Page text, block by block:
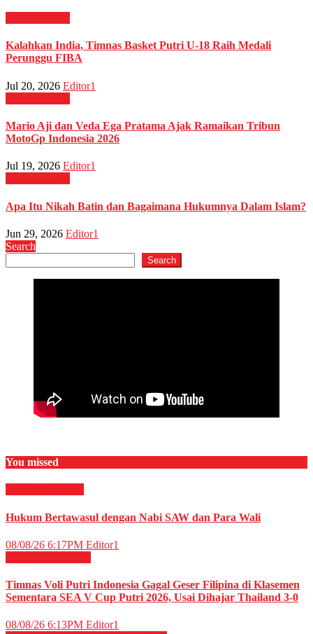
Kalahkan India, Timnas Basket Putri U-18 Raih Medali
Perunggu FIBA
Jul 20, 2026 Editor1
Mario Aji dan Veda Ega Pratama Ajak Ramaikan Tribun
MotoGp Indonesia 2026
Jul 19, 2026 Editor1
Apa Itu Nikah Batin dan Bagaimana Hukumnya Dalam Islam?
Jun 29, 2026 Editor1
Search
Search
You missed
Hukum Bertawasul dengan Nabi SAW dan Para Wali
08/08/26 6:17PM Editor1
Timnas Voli Putri Indonesia Gagal Geser Filipina di Klasemen
Sementara SEA V Cup Putri 2026, Usai Dihajar Thailand 3-0
08/08/26 6:13PM Editor1